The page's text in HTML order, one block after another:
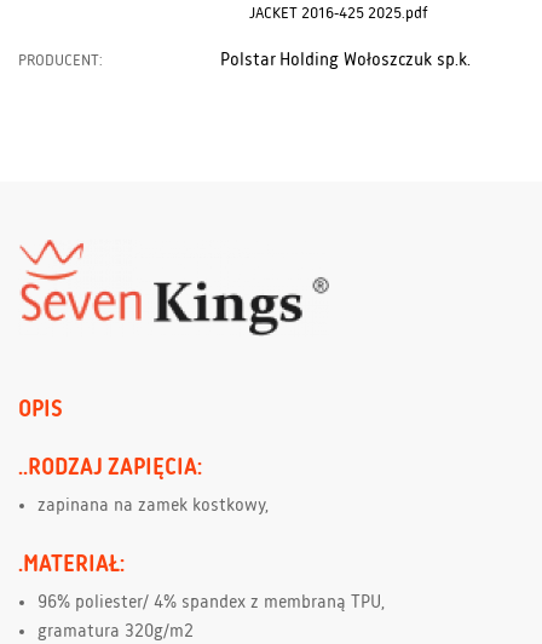
JACKET 2016-425 2025.pdf
PRODUCENT: Polstar Holding Wołoszczuk sp.k.
OPIS
..RODZAJ ZAPIĘCIA:
zapinana na zamek kostkowy,
.MATERIAŁ:
96% poliester/ 4% spandex z membraną TPU,
gramatura 320g/m2